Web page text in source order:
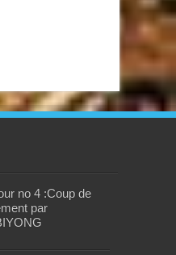
no 4 :Coup de
par